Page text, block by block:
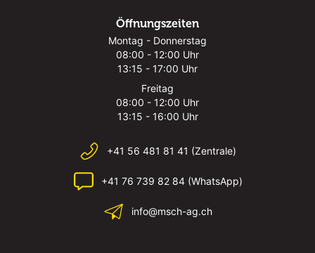
Öffnungszeiten
Montag - Donnerstag
08:00 - 12:00 Uhr
13:15 - 17:00 Uhr
Freitag
08:00 - 12:00 Uhr
13:15 - 16:00 Uhr
+41 56 481 81 41 (Zentrale)
+41 76 739 82 84 (WhatsApp)
info@msch-ag.ch